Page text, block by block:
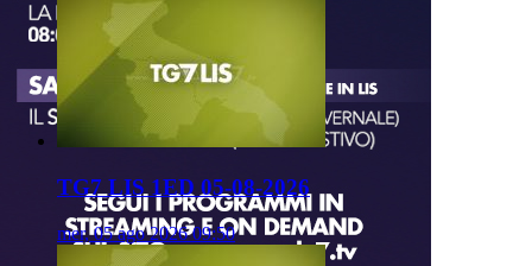
TG7 LIS 1ED 05-08-2026
mer, 05 ago 2026 09:50